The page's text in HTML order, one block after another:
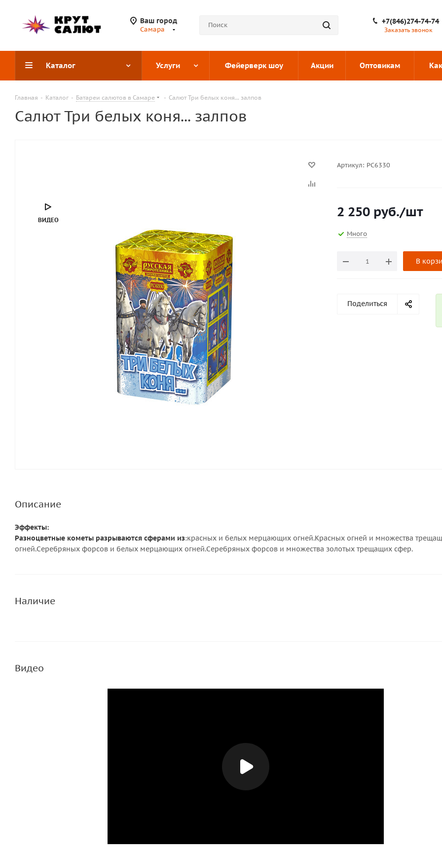
Ваш город
Самара
+7(846)274-74-74
Заказать звонок
Каталог Услуги Фейерверк шоу Акции Оптовикам
Главная - Каталог - Батареи салютов в Самаре - Салют Три белых коня... залпов
Салют Три белых коня... залпов
ВИДЕО
Артикул: РС6330
2 250 руб./шт
Много
В
Поделиться
Описание
Эффекты:
Разноцветные кометы разрываются сферами из:красных и белых мерцающих огней.Красных огней и множества
огней.Серебряных форсов и белых мерцающих огней.Серебряных форсов и множества золотых трещащих сфер.
Наличие
Видео